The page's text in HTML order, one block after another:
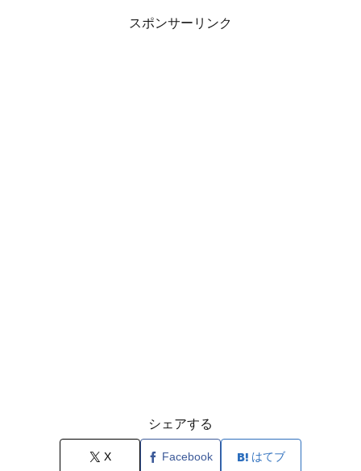
スポンサーリンク
シェアする
X Facebook はてブ